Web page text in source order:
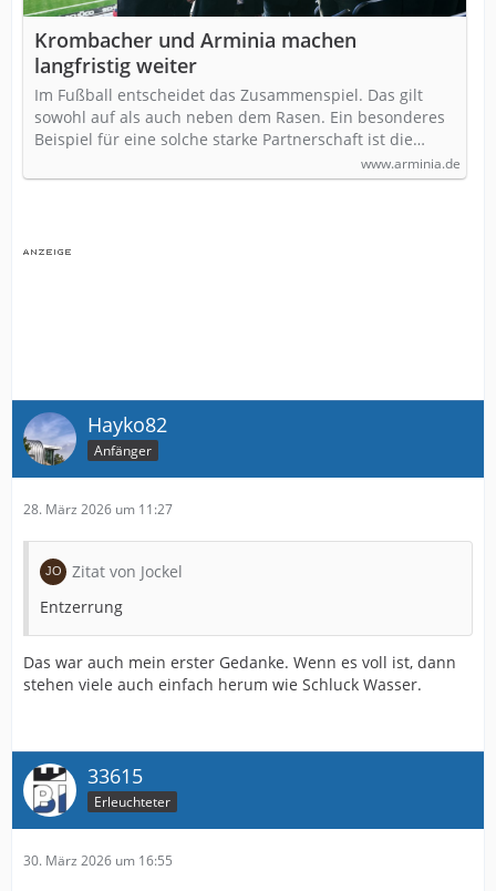
Krombacher und Arminia machen
langfristig weiter
Im Fußball entscheidet das Zusammenspiel. Das gilt
sowohl auf als auch neben dem Rasen. Ein besonderes
Beispiel für eine solche starke Partnerschaft ist die…
www.arminia.de
Hayko82
Anfänger
28. März 2026 um 11:27
Zitat von Jockel
Entzerrung
Das war auch mein erster Gedanke. Wenn es voll ist, dann
stehen viele auch einfach herum wie Schluck Wasser.
33615
Erleuchteter
30. März 2026 um 16:55